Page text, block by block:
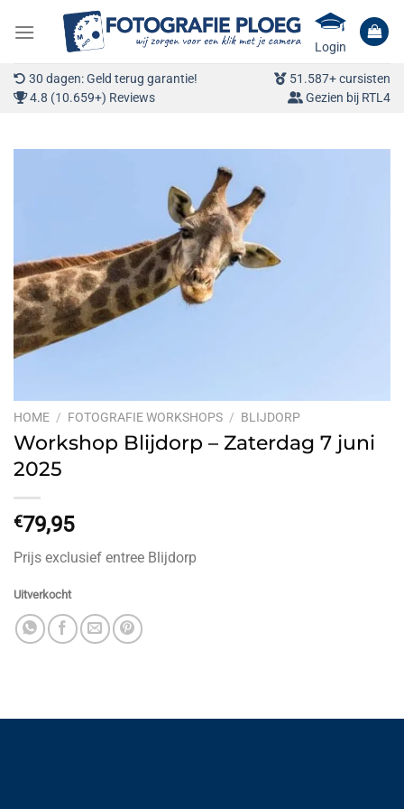
naar
Login
30 dagen: Geld terug garantie!
51.587+ cursisten
4.8 (10.659+) Reviews
Gezien bij RTL4
HOME / FOTOGRAFIE WORKSHOPS / BLIJDORP
Workshop Blijdorp – Zaterdag 7 juni
2025
€79,95
Prijs exclusief entree Blijdorp
Uitverkocht